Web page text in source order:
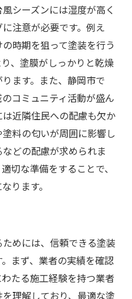
シーズンには湿度が高く
注意が必要です。例え
時期を狙って塗装を行う
、塗膜がしっかりと乾燥
ます。また、静岡市で
コミュニティ活動が盛ん
近隣住民への配慮も欠か
料の匂いが周囲に影響し
どの配慮が求められま
切な準備をすることで、
ります。
めには、信頼できる塗装
まず、業者の実績を確認
たる施工経験を持つ業者
理解しており、最適な塗